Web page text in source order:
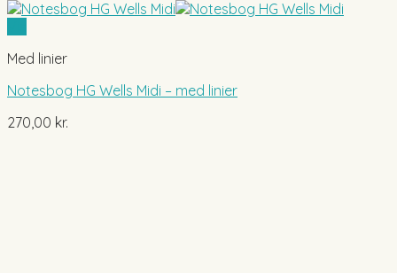
Med linier
Notesbog HG Wells Midi – med linier
270,00 kr.